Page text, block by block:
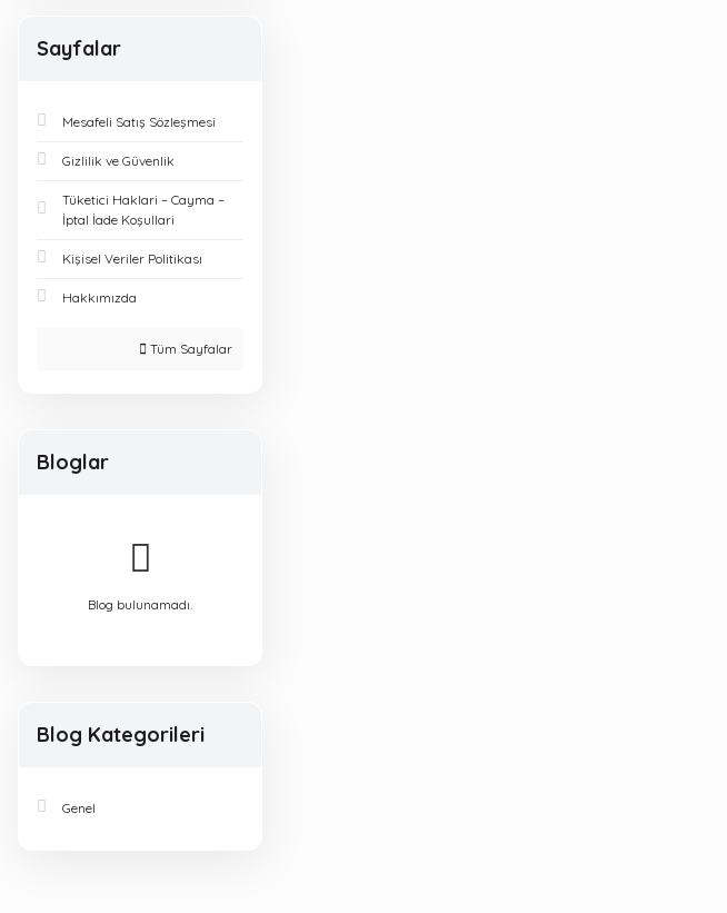
(1)
Sayfalar
Mesafeli Satış Sözleşmesi
Gizlilik ve Güvenlik
Tüketici Haklari – Cayma –
İptal İade Koşullari
Kişisel Veriler Politikası
Hakkımızda
Tüm Sayfalar
Bloglar
Blog bulunamadı.
Blog Kategorileri
Genel